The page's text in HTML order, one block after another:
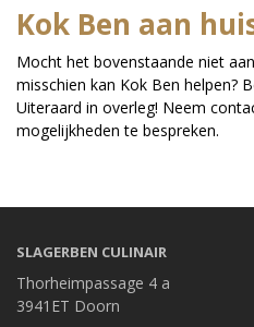
Kok Ben aan
Mocht het bovenstaande niet
misschien kan Kok Ben helpen?
Uiteraard in overleg! Neem
mogelijkheden te bespreken.
SLAGERBEN CULINAIR
Thorheimpassage 4 a
3941ET Doorn